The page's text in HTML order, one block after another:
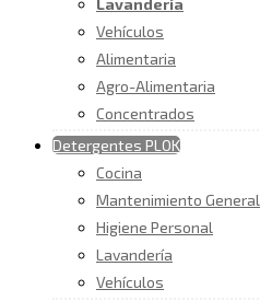
Lavandería
Vehículos
Alimentaria
Agro-Alimentaria
Concentrados
Detergentes PLOK
Cocina
Mantenimiento General
Higiene Personal
Lavandería
Vehículos